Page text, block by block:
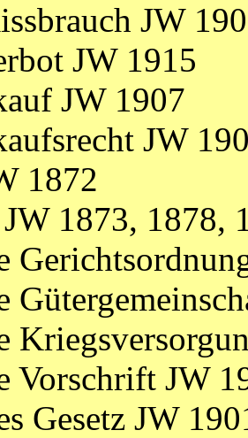
JW
JW 1915
JW 1907
JW
1872
1873, 1878,
Vorschrift JW
Gesetz JW